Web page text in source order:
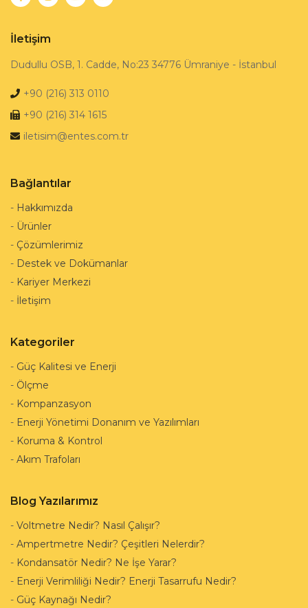
İletişim
Dudullu OSB, 1. Cadde, No:23 34776 Ümraniye - İstanbul
+90 (216) 313 0110
+90 (216) 314 1615
iletisim@entes.com.tr
Bağlantılar
- Hakkımızda
- Ürünler
- Çözümlerimiz
- Destek ve Dokümanlar
- Kariyer Merkezi
- İletişim
Kategoriler
- Güç Kalitesi ve Enerji
- Ölçme
- Kompanzasyon
- Enerji Yönetimi Donanım ve Yazılımları
- Koruma & Kontrol
- Akım Trafoları
Blog Yazılarımız
- Voltmetre Nedir? Nasıl Çalışır?
- Ampertmetre Nedir? Çeşitleri Nelerdir?
- Kondansatör Nedir? Ne İşe Yarar?
- Enerji Verimliliği Nedir? Enerji Tasarrufu Nedir?
- Güç Kaynağı Nedir?